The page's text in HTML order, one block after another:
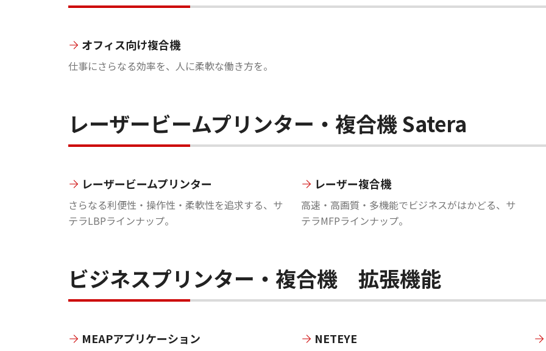
オフィス向け複合機
仕事にさらなる効率を、人に柔軟な働き方を。
レーザービームプリンター・複合機 Satera
レーザービームプリンター
さらなる利便性・操作性・柔軟性を追求する、サ
テラLBPラインナップ。
レーザー複合機
高速・高画質・多機能でビジネスがはかどる、サ
テラMFPラインナップ。
ビジネスプリンター・複合機 拡張機能
MEAPアプリケーション NETEYE